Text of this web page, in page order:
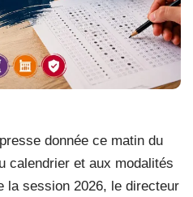
donnée ce matin du
calendrier et aux modalités
la session 2026, le directeur